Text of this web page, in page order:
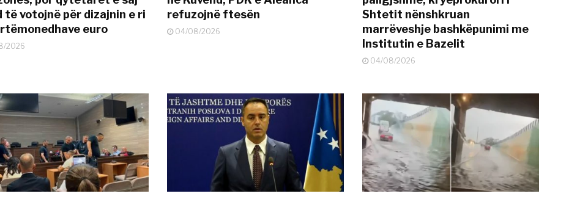
të votojnë për dizajnin e ri
euro
2026
refuzojnë ftesën
04/08/2026
Shtetit nënshkruan
marrëveshje bashkëpunimi me
Institutin e Bazelit
04/08/2026